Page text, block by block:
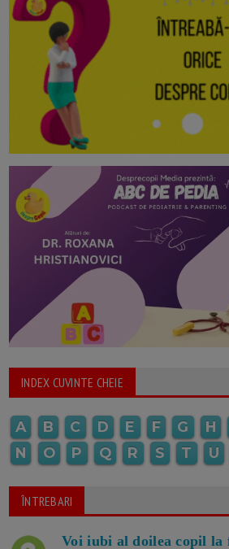
INDEX CUVINTE CHEIE
A B C D E F G H
N
O P Q R S T U
ÎNTREBARI
Voi iubi al doilea copil la